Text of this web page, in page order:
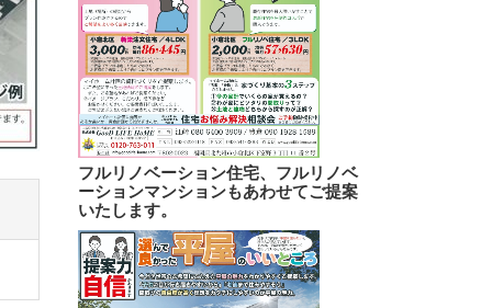
フルリノベーション住宅、フルリノベ
ーションマンションもあわせてご提案
いたします。